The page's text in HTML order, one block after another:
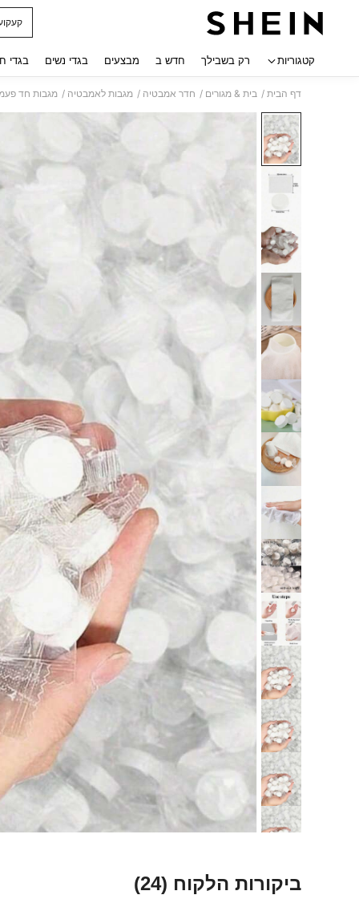
קטגוריות רק בשבילך חדש ב מבצעים בגדי נשים בגדי
דף הבית / בית & מגורים / חדר אמבטיה / מגבות לאמבטיה / מגבות חד
ביקורות הלקוח (24)